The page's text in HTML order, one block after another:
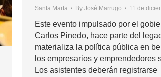
Santa Marta By José Marrugo 11 de
Este evento impulsado por el
Carlos Pinedo, hace parte del
materializa la política pública en
los empresarios y emprendedores
Los asistentes deberán registrarse